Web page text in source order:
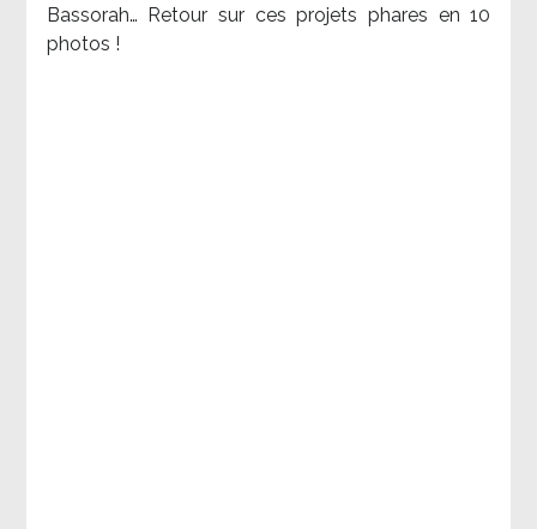
Bassorah… Retour sur ces projets phares en 10
photos !